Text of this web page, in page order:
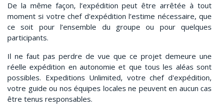
De la même façon, l’expédition peut être arrêtée à tout
moment si votre chef d'expédition l’estime nécessaire, que
ce soit pour l’ensemble du groupe ou pour quelques
participants.
Il ne faut pas perdre de vue que ce projet demeure une
réelle expédition en autonomie et que tous les aléas sont
possibles. Expeditions Unlimited, votre chef d'expédition,
votre guide ou nos équipes locales ne peuvent en aucun cas
être tenus responsables.